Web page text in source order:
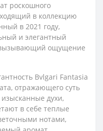
роскошного
в коллекцию
в 2021 году,
и элегантный
вызывающий ощущение
Bvlgari Fantasia
отражающего суть
духи,
в себе теплые
нотами,